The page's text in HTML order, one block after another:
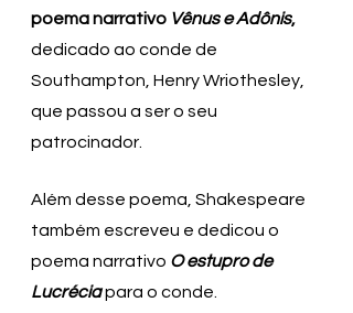
poema narrativo Vênus e Adônis,
dedicado ao conde de
Southampton, Henry Wriothesley,
que passou a ser o seu
patrocinador.
Além desse poema, Shakespeare
também escreveu e dedicou o
poema narrativo O estupro de
Lucrécia para o conde.